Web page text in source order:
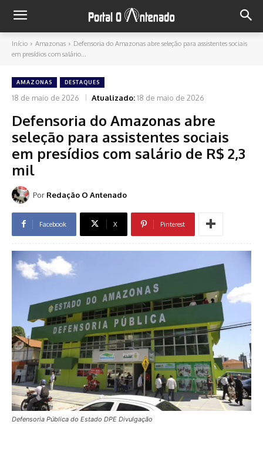
Início Amazonas
Defensoria do Amazonas abre seleção para assistentes sociais
em presídios com salário...
AMAZONAS DESTAQUES
18 de maio de 2026 Atualizado:18 de maio de 2026
Defensoria do Amazonas abre
seleção para assistentes sociais
em presídios com salário de R$ 2,3
mil
Por Redação O Antenado
Facebook X Pinterest
Defensoria Pública do Estado DPE Divulgação